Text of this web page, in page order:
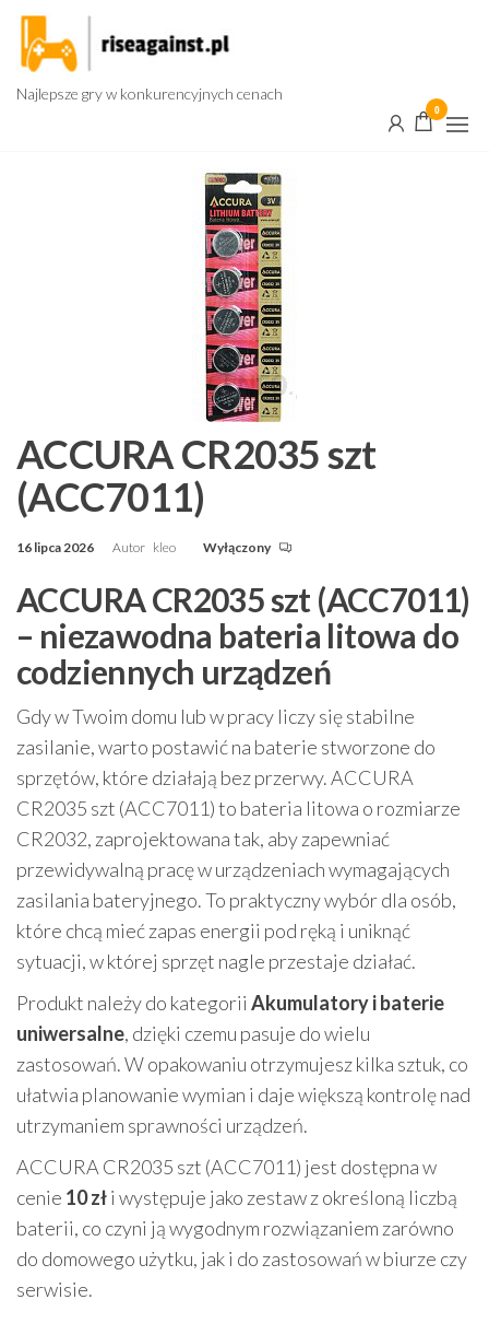
Przejdź
treści
Najlepsze gry w konkurencyjnych cenach
0
ACCURA CR2035 szt
(ACC7011)
16 lipca 2026 Autor kleo Wyłączony
ACCURA CR2035 szt (ACC7011)
– niezawodna bateria litowa do
codziennych urządzeń
Gdy w Twoim domu lub w pracy liczy się stabilne
zasilanie, warto postawić na baterie stworzone do
sprzętów, które działają bez przerwy. ACCURA
CR2035 szt (ACC7011) to bateria litowa o rozmiarze
CR2032, zaprojektowana tak, aby zapewniać
przewidywalną pracę w urządzeniach wymagających
zasilania bateryjnego. To praktyczny wybór dla osób,
które chcą mieć zapas energii pod ręką i uniknąć
sytuacji, w której sprzęt nagle przestaje działać.
Produkt należy do kategorii Akumulatory i baterie
uniwersalne, dzięki czemu pasuje do wielu
zastosowań. W opakowaniu otrzymujesz kilka sztuk, co
ułatwia planowanie wymian i daje większą kontrolę nad
utrzymaniem sprawności urządzeń.
ACCURA CR2035 szt (ACC7011) jest dostępna w
cenie 10 złi występuje jako zestaw z określoną liczbą
baterii, co czyni ją wygodnym rozwiązaniem zarówno
do domowego użytku, jak i do zastosowań w biurze czy
serwisie.